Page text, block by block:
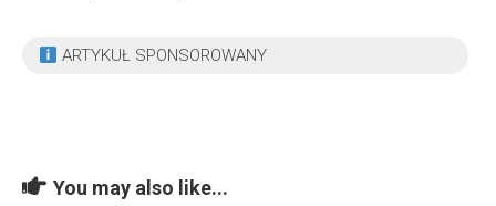
ARTYKUŁ SPONSOROWANY
You may also like...